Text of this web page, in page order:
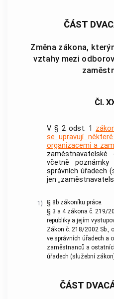
ČÁST
Změna zákona,
vztahy mezi
Čl.
V § 2 odst. 1
se upravují
organizacemi a
zaměstnavatelské
včetně
správních úřadech
jen
1)
§ 8b zákoníku práce.
§ 3 a 4 zákona č. 219/
republiky a jejím
Zákon č. 218/2002 Sb.,
ve správních úřadech a
zaměstnanců a
úřadech (služební
ČÁST